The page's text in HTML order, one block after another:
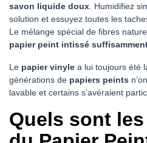
savon liquide doux. Humidifiez
solution et essuyez toutes les
Le mélange spécial de fibres
papier peint intissé
Le papier vinyle a lui toujours été
générations de papiers peints
lavable et certains s’avéraient
Quels sont